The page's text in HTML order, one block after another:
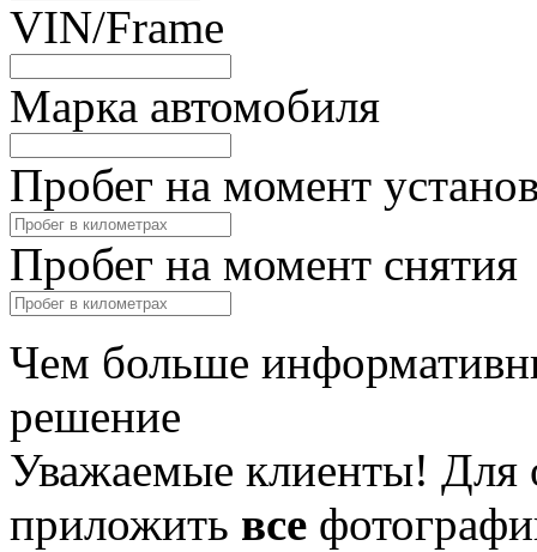
VIN/Frame
Марка автомобиля
Пробег на момент
Пробег на момент снятия
Чем больше
решение
Уважаемые клиенты! Для
приложить все